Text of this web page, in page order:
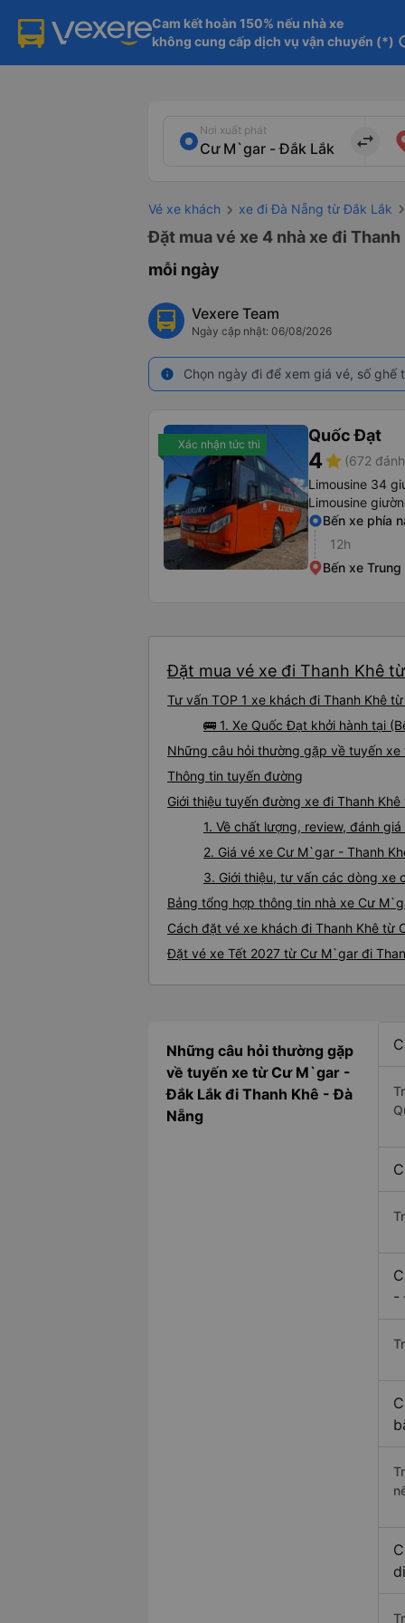
Cam kết hoàn 150% nếu nhà xe
không cung cấp dịch vụ vận chuyển (*)
Nơi xuất phát
import_export
Vé xe khách xe đi Đà Nẵng từ Đắk Lắk
Đặt mua vé xe 4 nhà xe đi
mỗi ngày
Vexere Team
Ngày cập nhật: 06/08/2026
info Chọn ngày đi để xem giá vé, số
Xác nhận tức thì Quốc Đạt
4star (672
Limousine 34
Limousine
Bến xe phía
12h
Bến xe
Đặt mua vé xe đi Thanh Khê
Tư vấn TOP 1 xe khách đi Thanh Khê
🚌 1. Xe Quốc Đạt khởi hành tại
Những câu hỏi thường gặp về tuyến
Thông tin tuyến đường
Giới thiệu tuyến đường xe đi Thanh
1. Về chất lượng, review, đánh
2. Giá vé xe Cư M`gar - Thanh
3. Giới thiệu, tư vấn các dòng xe
Bảng tổng hợp thông tin nhà xe Cư
Cách đặt vé xe khách đi Thanh Khê từ
Đặt vé xe Tết 2027 từ Cư M`gar đi
Những câu hỏi thường gặp
về tuyến xe từ Cư M`gar -
Đắk Lắk đi Thanh Khê - Đà
Nẵng
-